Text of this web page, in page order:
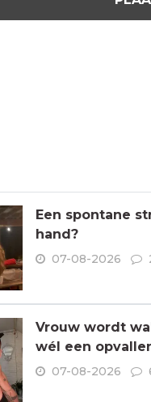
Een spontane
hand?
07-08-2026
Vrouw wordt
wél een
07-08-2026